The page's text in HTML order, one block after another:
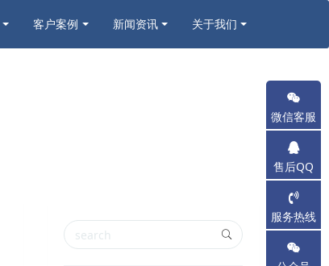
客户案例 新闻资讯 关于我们
微信客服
售后QQ
服务热线